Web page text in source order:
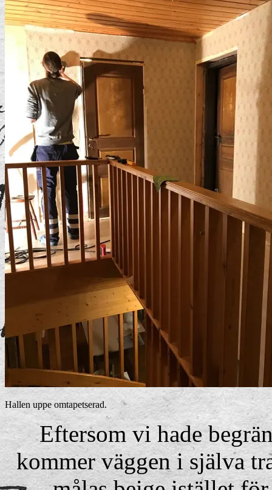
Hallen uppe omtapetserad.
Eftersom vi hade
kommer väggen i själva